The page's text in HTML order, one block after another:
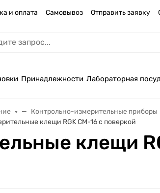
и оплата Самовывоз Отправить заявку
Принадлежности Лабораторная
Контрольно-измерительные приборы
клещи RGK CM-16 с поверкой
клещи